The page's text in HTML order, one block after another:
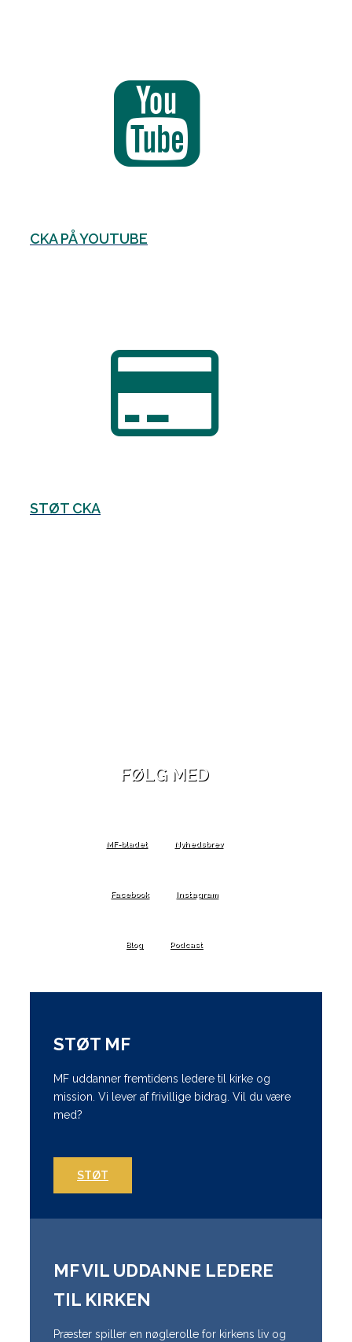
CKA PÅ YOUTUBE
STØT CKA
FØLG MED
MF-bladet Nyhedsbrev
Facebook Instagram
Blog Podcast
STØT MF
MF uddanner fremtidens ledere til kirke og
mission. Vi lever af frivillige bidrag. Vil du være
med?
STØT
MF VIL UDDANNE LEDERE
TIL KIRKEN
Præster spiller en nøglerolle for kirkens liv og